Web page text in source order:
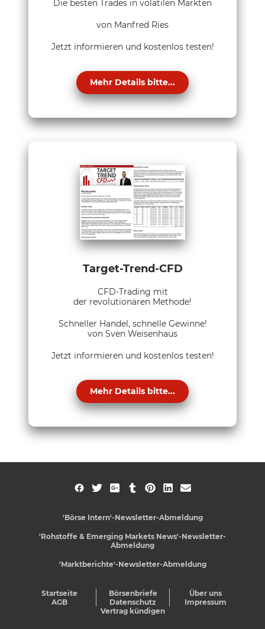
Die besten Trades in volatilen Märkten
von Manfred Ries
Jetzt informieren und kostenlos testen!
Mehr Details bitte...
Target-Trend-CFD
CFD-Trading mit
der revolutionären Methode!
Schneller Handel, schnelle Gewinne!
von Sven Weisenhaus
Jetzt informieren und kostenlos testen!
Mehr Details bitte...
'Börse Intern'-Newsletter-Abmeldung
'Rohstoffe & Emerging Markets News'-Newsletter-
Abmeldung
'Marktberichte'-Newsletter-Abmeldung
Startseite Börsenbriefe
Über uns
AGB
Datenschutz
Impressum
Vertrag kündigen